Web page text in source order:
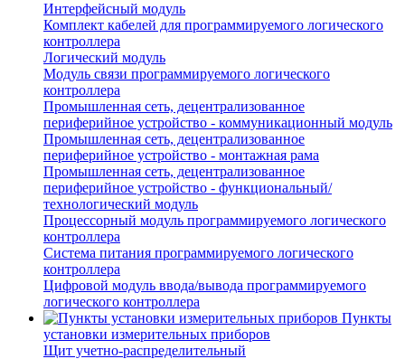
Интерфейсный модуль
Комплект кабелей для программируемого логического
контроллера
Логический модуль
Модуль связи программируемого логического
контроллера
Промышленная сеть, децентрализованное
периферийное устройство - коммуникационный модуль
Промышленная сеть, децентрализованное
периферийное устройство - монтажная рама
Промышленная сеть, децентрализованное
периферийное устройство - функциональный/
технологический модуль
Процессорный модуль программируемого логического
контроллера
Система питания программируемого логического
контроллера
Цифровой модуль ввода/вывода программируемого
логического контроллера
Пункты
установки измерительных приборов
Щит учетно-распределительный